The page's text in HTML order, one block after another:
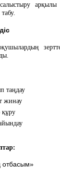
таңдау
жинау
отбасым»